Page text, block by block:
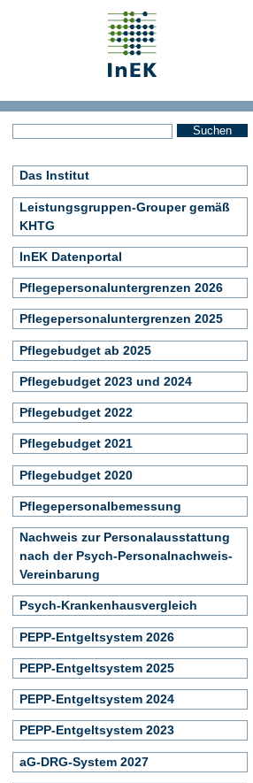
Das Institut
Leistungsgruppen-Grouper gemäß
KHTG
InEK Datenportal
Pflegepersonaluntergrenzen 2026
Pflegepersonaluntergrenzen 2025
Pflegebudget ab 2025
Pflegebudget 2023 und 2024
Pflegebudget 2022
Pflegebudget 2021
Pflegebudget 2020
Pflegepersonalbemessung
Nachweis zur Personalausstattung
nach der Psych-Personalnachweis-
Vereinbarung
Psych-Krankenhausvergleich
PEPP-Entgeltsystem 2026
PEPP-Entgeltsystem 2025
PEPP-Entgeltsystem 2024
PEPP-Entgeltsystem 2023
aG-DRG-System 2027